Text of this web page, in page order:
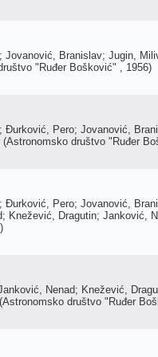
Jovanović, Branislav; Jugin,
"Ruđer Bošković" , 1956)
Đurković, Pero; Jovanović,
(Astronomsko društvo "Ruđer
Đurković, Pero; Jovanović,
Knežević, Dragutin; Janković,
)
Nenad; Knežević,
(Astronomsko društvo "Ruđer